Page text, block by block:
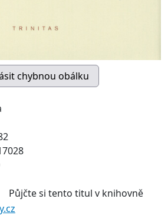
Půjčte si tento titul v knihovně